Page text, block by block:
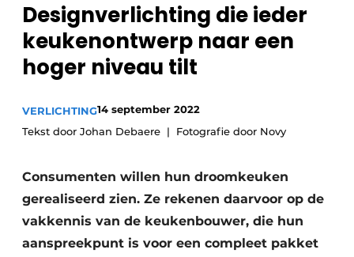
Privacy / Cookie statement
Vacature aanmelden
Video’s
Designverlichting die ieder
keukenontwerp naar een
hoger niveau tilt
VERLICHTING14 september 2022
Tekst door Johan Debaere
Fotografie door Novy
Consumenten willen hun droomkeuken
gerealiseerd zien. Ze rekenen daarvoor op de
vakkennis van de keukenbouwer, die hun
aanspreekpunt is voor een compleet pakket